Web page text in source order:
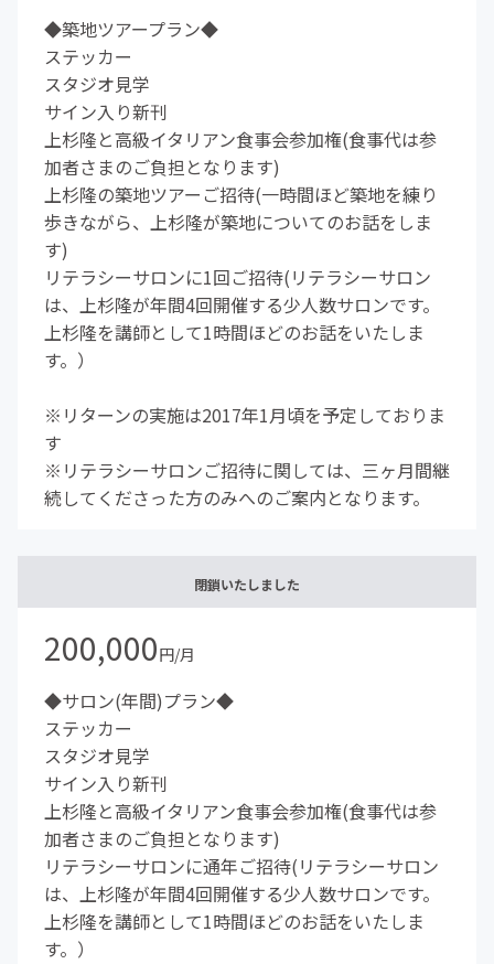
◆築地ツアープラン◆
ステッカー
スタジオ見学
サイン入り新刊
上杉隆と高級イタリアン食事会参加権(食事代は参
加者さまのご負担となります)
上杉隆の築地ツアーご招待(一時間ほど築地を練り
歩きながら、上杉隆が築地についてのお話をしま
す)
リテラシーサロンに1回ご招待(リテラシーサロン
は、上杉隆が年間4回開催する少人数サロンです。
上杉隆を講師として1時間ほどのお話をいたしま
す。）
※リターンの実施は2017年1月頃を予定しておりま
す
※リテラシーサロンご招待に関しては、三ヶ月間継
続してくださった方のみへのご案内となります。
閉鎖いたしました
200,000円/月
◆サロン(年間)プラン◆
ステッカー
スタジオ見学
サイン入り新刊
上杉隆と高級イタリアン食事会参加権(食事代は参
加者さまのご負担となります)
リテラシーサロンに通年ご招待(リテラシーサロン
は、上杉隆が年間4回開催する少人数サロンです。
上杉隆を講師として1時間ほどのお話をいたしま
す。）